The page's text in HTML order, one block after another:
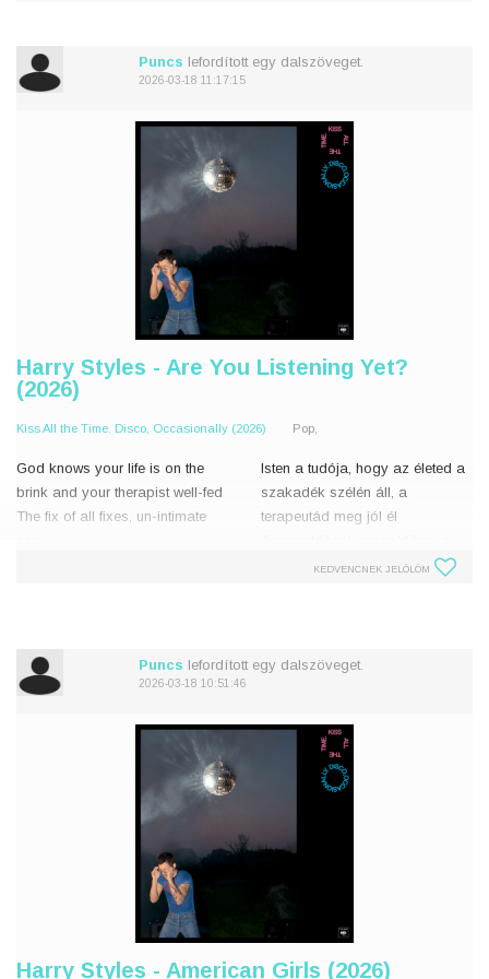
And y
Pont, mint régen
Puncs lefordított egy dalszöveget.
2026-03-18 11:17:15
Harry Styles - Are You Listening Yet?
(2026)
Kiss All the Time. Disco, Occasionally (2026) Pop,
God knows your life is on the
brink and your therapist well-fed
The fix of all fixes, un-intimate
Isten a tudója, hogy az életed a
szakadék szélén áll, a
terapeutád meg jól él
kötődés nélküli szex
KEDVENCNEK JELÖLÖM
Puncs lefordított egy dalszöveget.
2026-03-18 10:51:46
Harry Styles - American Girls (2026)